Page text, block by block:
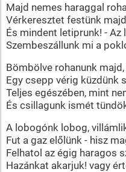
Majd nemes haraggal
Vérkeresztet festünk
És mindent letiprunk! - Az
Szembeszállunk mi a
Bömbölve rohanunk
Egy csepp vérig küzdünk
Teljes egészében, mint
És csillagunk ismét
A lobogónk lobog,
Fut a gaz előlünk - hisz
Felhatol az égig haragos
Hazánkat akarjuk! vagy